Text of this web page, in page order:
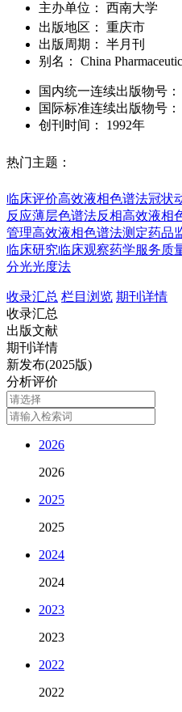
主办单位：
西南大学
出版地区：
重庆市
出版周期：
半月刊
别名：
China
国内统一连续出版物号：
国际标准连续出版物号 ：
创刊时间：
1992年
热门主题：
临床评价高效液相色谱法冠状
反应薄层色谱法反相高效液相
管理高效液相色谱法测定药品
临床研究临床观察药学服务质
分光光度法
收录汇总 栏目浏览 期刊详情
收录汇总
出版文献
期刊详情
新发布(2025版)
分析评价
2026
2026
2025
2025
2024
2024
2023
2023
2022
2022